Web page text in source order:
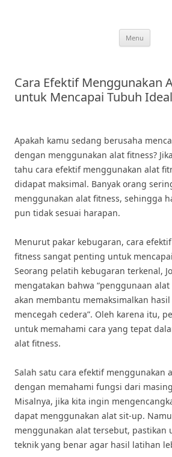
Menu
Cara Efektif Menggunakan
untuk Mencapai Tubuh Ideal
Apakah kamu sedang berusaha
dengan menggunakan alat fitness?
tahu cara efektif menggunakan alat
didapat maksimal. Banyak orang
menggunakan alat fitness, sehingga
pun tidak sesuai harapan.
Menurut pakar kebugaran, cara
fitness sangat penting untuk
Seorang pelatih kebugaran terkenal,
mengatakan bahwa “penggunaan
akan membantu memaksimalkan
mencegah cedera”. Oleh karena itu,
untuk memahami cara yang tepat
alat fitness.
Salah satu cara efektif menggunakan
dengan memahami fungsi dari
Misalnya, jika kita ingin
dapat menggunakan alat sit-up.
menggunakan alat tersebut, pastikan
teknik yang benar agar hasil latihan